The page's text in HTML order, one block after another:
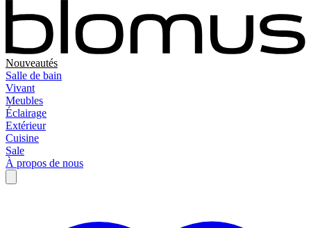
Nouveautés
Salle de bain
Vivant
Meubles
Éclairage
Extérieur
Cuisine
Sale
À propos de nous